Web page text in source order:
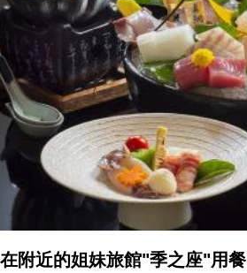
在附近的姐妹旅館"季之座"用餐